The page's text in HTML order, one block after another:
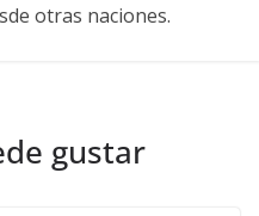
otras naciones.
gustar